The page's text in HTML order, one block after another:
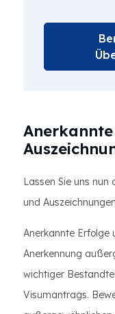
Lassen Sie uns
und
Anerkannte Erfolge
Anerkennung
wichtiger
Visumantrags.